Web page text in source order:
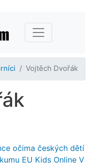
Vojtěch Dvořák
očima českých dětí
EU Kids Online V